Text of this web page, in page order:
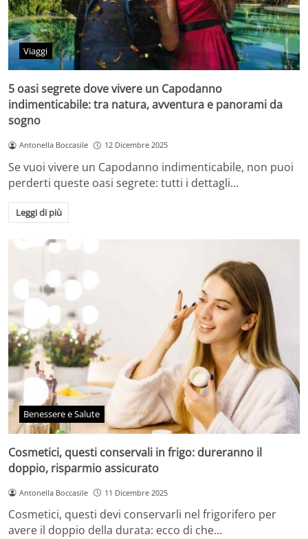
Viaggi
5 oasi segrete dove vivere un Capodanno
indimenticabile: tra natura, avventura e panorami da
sogno
Antonella Boccasile 12 Dicembre 2025
Se vuoi vivere un Capodanno indimenticabile, non puoi
perderti queste oasi segrete: tutti i dettagli…
Leggi di più
Benessere e Salute
Cosmetici, questi conservali in frigo: dureranno il
doppio, risparmio assicurato
Antonella Boccasile 11 Dicembre 2025
Cosmetici, questi devi conservarli nel frigorifero per
avere il doppio della durata: ecco di che…